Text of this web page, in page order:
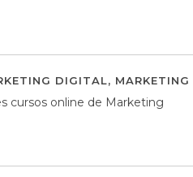
DIGITAL,
cursos online de Marketing